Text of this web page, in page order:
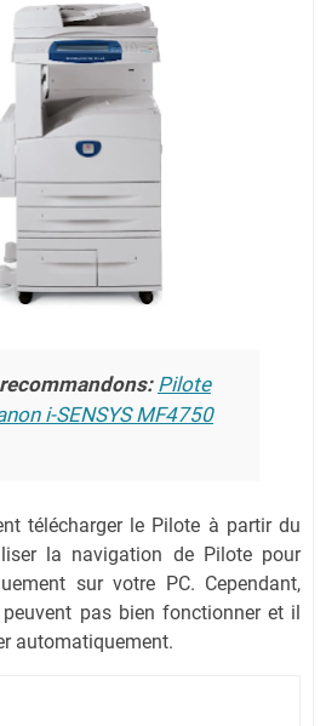
Pilote
i-SENSYS MF4750
télécharger le Pilote à partir du
la navigation de Pilote pour
sur votre PC. Cependant,
pas bien fonctionner et il
automatiquement.